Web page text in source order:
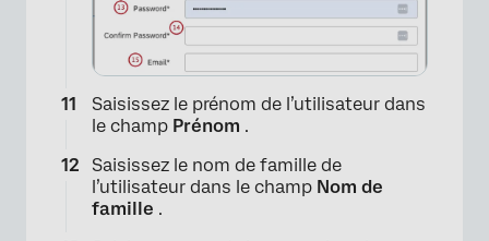
Saisissez le prénom de l’utilisateur dans
le champ Prénom .
Saisissez le nom de famille de
l’utilisateur dans le champ Nom de
famille .